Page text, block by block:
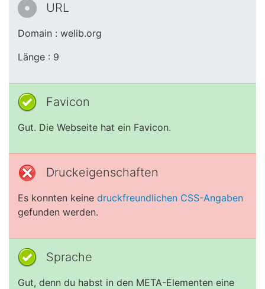
URL
Domain : welib.org
Länge : 9
Favicon
Gut. Die Webseite hat ein Favicon.
Druckeigenschaften
Es konnten keine druckfreundlichen CSS-Angaben
gefunden werden.
Sprache
Gut, denn du habst in den META-Elementen eine